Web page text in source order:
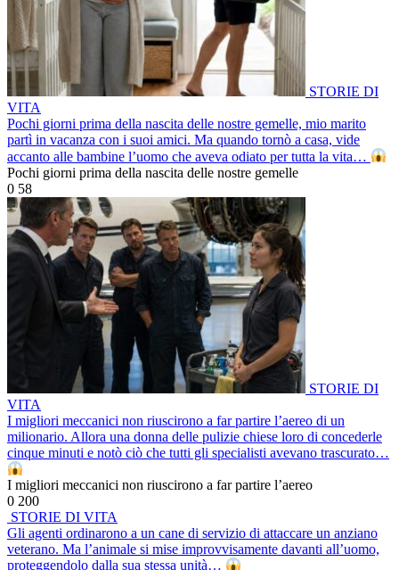
STORIE DI
VITA
Pochi giorni prima della nascita delle nostre gemelle, mio marito
partì in vacanza con i suoi amici. Ma quando tornò a casa, vide
accanto alle bambine l’uomo che aveva odiato per tutta la vita…
Pochi giorni prima della nascita delle nostre gemelle
0 58
STORIE DI
VITA
I migliori meccanici non riuscirono a far partire l’aereo di un
milionario. Allora una donna delle pulizie chiese loro di concederle
cinque minuti e notò ciò che tutti gli specialisti avevano trascurato…
I migliori meccanici non riuscirono a far partire l’aereo
0 200
STORIE DI VITA
Gli agenti ordinarono a un cane di servizio di attaccare un anziano
veterano. Ma l’animale si mise improvvisamente davanti all’uomo,
proteggendolo dalla sua stessa unità…